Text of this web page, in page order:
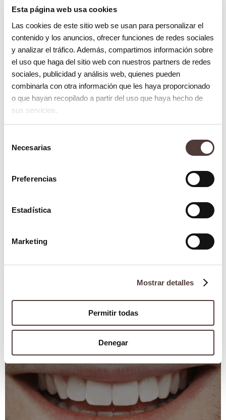
Esta página web usa cookies
Las cookies de este sitio web se usan para personalizar el
contenido y los anuncios, ofrecer funciones de redes sociales
y analizar el tráfico. Además, compartimos información sobre
el uso que haga del sitio web con nuestros partners de redes
sociales, publicidad y análisis web, quienes pueden
combinarla con otra información que les haya proporcionado
o que hayan recopilado a partir del uso que haya hecho de
sus servicios.
Necesarias
Preferencias
Estadística
Marketing
Mostrar detalles
Permitir todas
Denegar
Periodoncia
¿En qué consiste el raspado y alisado
radicular?
Periodoncia
aparición de la periodontitis?
14 diciembre 2017